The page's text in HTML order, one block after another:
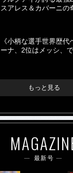
スアレス＆カバーニの
《小柄な選手世界歴
ーナ、2位はメッシ、
もっと見る
最新号